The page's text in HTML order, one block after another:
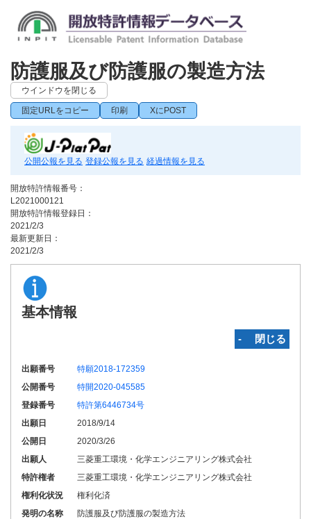
防護服及び防護服の製造方法
ウインドウを閉じる
固定URLをコピー 印刷 XにPOST
公開公報を見る 登録公報を見る 経過情報を見る
開放特許情報番号：
L2021000121
開放特許情報登録日：
2021/2/3
最新更新日：
2021/2/3
基本情報
‐ 閉じる
出願番号
特願2018-172359
公開番号
特開2020-045585
登録番号
特許第6446734号
出願日
2018/9/14
公開日
2020/3/26
出願人
三菱重工環境・化学エンジニアリング株式会社
特許権者
三菱重工環境・化学エンジニアリング株式会社
権利化状況
権利化済
発明の名称
防護服及び防護服の製造方法